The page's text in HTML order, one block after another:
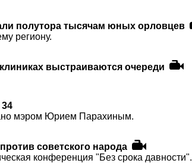
полутора тысячам юных орловцев
региону.
выстраиваются очереди
мэром Юрием Парахиным.
советского народа
конференция "Без срока давности".